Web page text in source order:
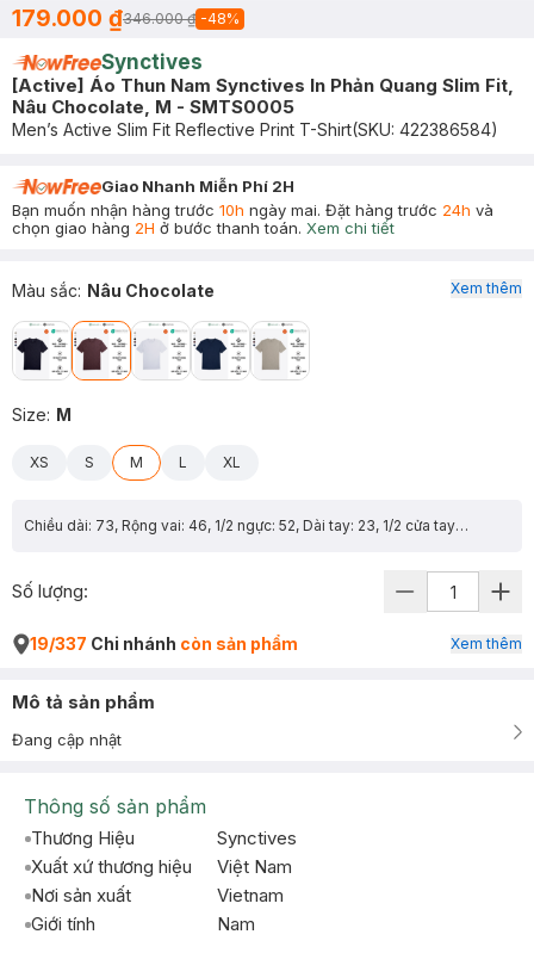
179.000 ₫346.000 ₫ -48%
Synctives
[Active] Áo Thun Nam Synctives In Phản Quang Slim Fit,
Nâu Chocolate, M - SMTS0005
Men’s Active Slim Fit Reflective Print T-Shirt(SKU: 422386584)
Giao Nhanh Miễn Phí 2H
Bạn muốn nhận hàng trước 10h ngày mai. Đặt hàng trước 24h và
chọn giao hàng 2H ở bước thanh toán. Xem chi tiết
Màu sắc: Nâu Chocolate
Size: M
XS S M L XL
Chiều dài: 73, Rộng vai: 46, 1/2 ngực: 52, Dài tay: 23, 1/2 cửa tay: 16.5
Xem thêm
Số lượng:
19/337 Chi nhánh còn sản phẩm Xem thêm
Mô tả sản phẩm
Đang cập nhật
Thông số sản phẩm
Thương Hiệu
Synctives
Xuất xứ thương hiệu
Việt Nam
Nơi sản xuất
Vietnam
Giới tính
Nam